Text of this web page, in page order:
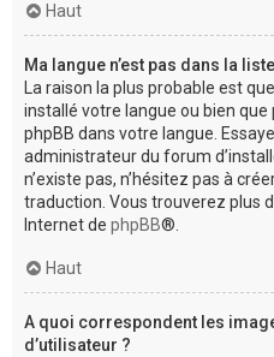
Haut
Ma langue n’est pas dans la
La raison la plus probable est
installé votre langue ou bien
phpBB dans votre langue.
administrateur du forum
n’existe pas, n’hésitez pas à
traduction. Vous trouverez plus
Internet de phpBB®.
Haut
A quoi correspondent les
d’utilisateur ?